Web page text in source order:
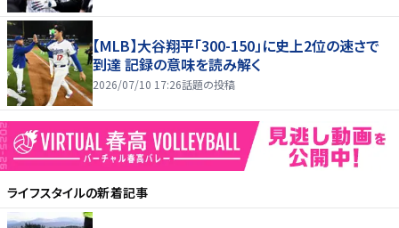
【MLB】大谷翔平「300-150」に史上2位の速さで
到達 記録の意味を読み解く
2026/07/10 17:26話題の投稿
ライフスタイルの新着記事